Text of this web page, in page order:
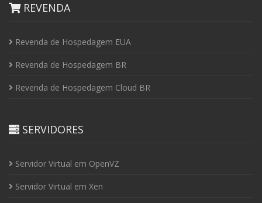
REVENDA
Revenda de Hospedagem EUA
Revenda de Hospedagem BR
Revenda de Hospedagem Cloud BR
SERVIDORES
Servidor Virtual em OpenVZ
Servidor Virtual em Xen